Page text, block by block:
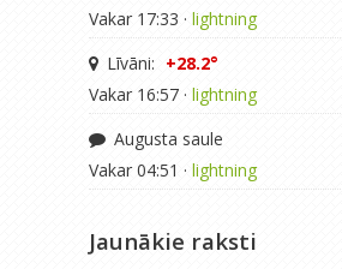
Vakar 17:33 · lightning
Līvāni: +28.2°
Vakar 16:57 · lightning
Augusta saule
Vakar 04:51 · lightning
Jaunākie raksti